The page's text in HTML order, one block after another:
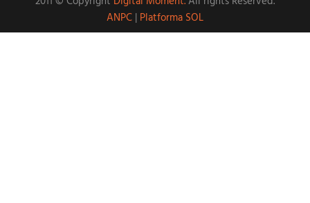
ANPC | Platforma SOL